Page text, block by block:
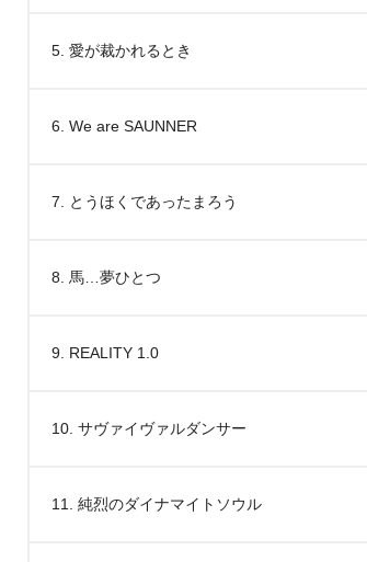
5. 愛が裁かれるとき
6. We are SAUNNER
7. とうほくであったまろう
8. 馬…夢ひとつ
9. REALITY 1.0
10. サヴァイヴァルダンサー
11. 純烈のダイナマイトソウル